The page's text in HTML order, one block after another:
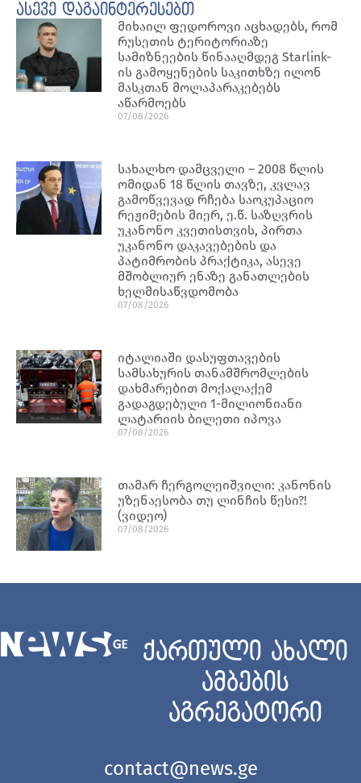
ასევე დაგაინტერესებთ
მიხაილ ფედოროვი აცხადებს, რომ
რუსეთის ტერიტორიაზე
სამიზნეების წინააღმდეგ Starlink-
ის გამოყენების საკითხზე ილონ
მასკთან მოლაპარაკებებს
აწარმოებს
07/08/2026
სახალხო დამცველი – 2008 წლის
ომიდან 18 წლის თავზე, კვლავ
გამოწვევად რჩება საოკუპაციო
რეჟიმების მიერ, ე.წ. საზღვრის
უკანონო კვეთისთვის, პირთა
უკანონო დაკავებების და
პატიმრობის პრაქტიკა, ასევე
მშობლიურ ენაზე განათლების
ხელმისაწვდომობა
07/08/2026
იტალიაში დასუფთავების
სამსახურის თანამშრომლების
დახმარებით მოქალაქემ
გადაგდებული 1-მილიონიანი
ლატარიის ბილეთი იპოვა
07/08/2026
თამარ ჩერგოლეიშვილი: კანონის
უზენაესობა თუ ლინჩის წესი?!
(ვიდეო)
07/08/2026
ქართული ახალი
ამბების
აგრეგატორი
contact@news.ge